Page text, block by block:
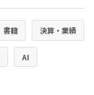
書籍 決算・業績
AI